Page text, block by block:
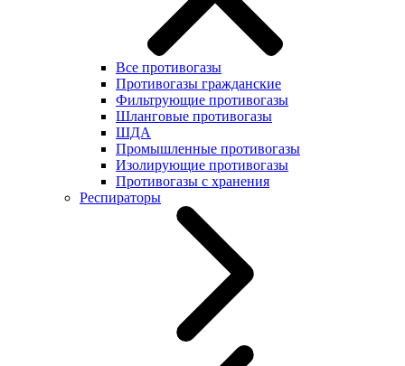
Все противогазы
Противогазы гражданские
Фильтрующие противогазы
Шланговые противогазы
ШДА
Промышленные противогазы
Изолирующие противогазы
Противогазы с хранения
Респираторы